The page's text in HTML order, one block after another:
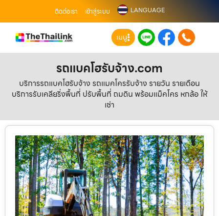
ติดต่อเรา เข้าสู่ระบบ LANGUAGE
เมนู
รถแบคโฮรับจ้าง.com
บริการรถแบคโฮรับจ้าง รถแมคโครรับจ้าง รายวัน รายเดือน
บริการรับเคลียริ่งพื้นที่ ปรับพื้นที่ ถมดิน พร้อมแม็คโคร หกล้อ ให้
เช่า